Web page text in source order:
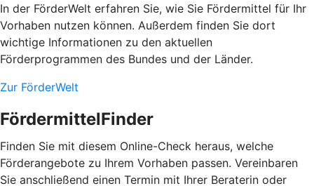
In der FörderWelt erfahren Sie, wie Sie Fördermittel für Ihr
Vorhaben nutzen können. Außerdem finden Sie dort
wichtige Informationen zu den aktuellen
Förderprogrammen des Bundes und der Länder.
Zur FörderWelt
FördermittelFinder
Finden Sie mit diesem Online-Check heraus, welche
Förderangebote zu Ihrem Vorhaben passen. Vereinbaren
Sie anschließend einen Termin mit Ihrer Beraterin oder